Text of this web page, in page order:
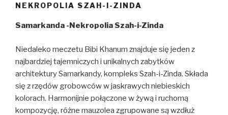
NEKROPOLIA SZAH-I-ZINDA
Samarkanda -Nekropolia Szah-i-Zinda
Niedaleko meczetu Bibi Khanum znajduje się jeden z
najbardziej tajemniczych i unikalnych zabytków
architektury Samarkandy, kompleks Szah-i-Zinda. Składa
się z rzędów grobowców w jaskrawych niebieskich
kolorach. Harmonijnie połączone w żywą i ruchomą
kompozycję, różne mauzolea zgrupowane są wzdłuż